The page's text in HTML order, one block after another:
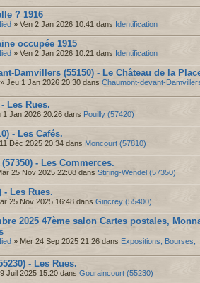
? 1916
» Ven 2 Jan 2026 10:41 dans Identification
occupée 1915
» Ven 2 Jan 2026 10:21 dans Identification
Damvillers (55150) - Le Château de la
» Jeu 1 Jan 2026 20:30 dans Chaumont-devant-
Les Rues.
1 Jan 2026 20:26 dans Pouilly (57420)
- Les Cafés.
Déc 2025 20:34 dans Moncourt (57810)
- Les Commerces.
25 Nov 2025 22:08 dans Stiring-Wendel (57350)
- Les Rues.
25 Nov 2025 16:48 dans Gincrey (55400)
2025 47ème salon Cartes postales,
» Mer 24 Sep 2025 21:26 dans Expositions, Bourses,
- Les Rues.
Juil 2025 15:20 dans Gouraincourt (55230)